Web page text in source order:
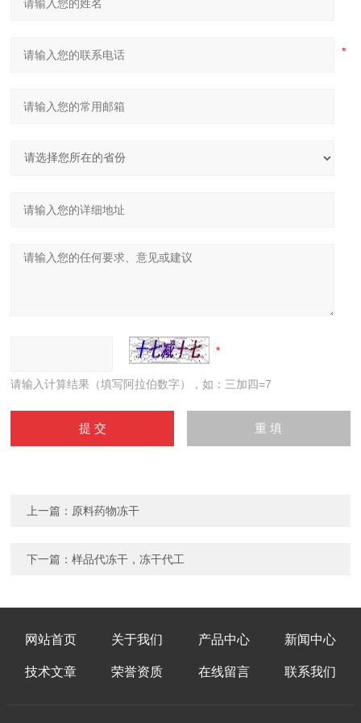
请输入计算结果（填写阿拉伯数字），如：三加四=7
上一篇： 原料药物冻干
下一篇：样品代冻干，冻干代工
网站首页 关于我们 产品中心 新闻中心
技术文章 荣誉资质 在线留言 联系我们